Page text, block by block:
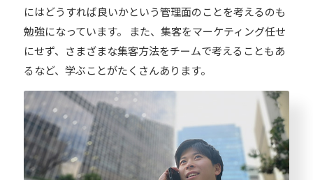
にはどうすれば良いかという管理面のことを考えるのも
勉強になっています。 また、集客をマーケティング任せ
にせず、さまざまな集客方法をチームで考えることもあ
るなど、学ぶことがたくさんあります。